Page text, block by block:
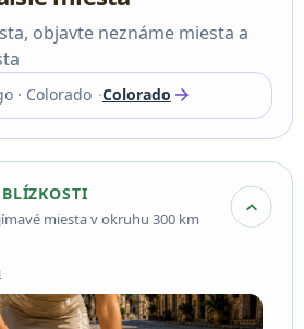
objavte neznáme miesta a
· Colorado Colorado arrow_forward
miesta v okruhu 300 km expand_more
km